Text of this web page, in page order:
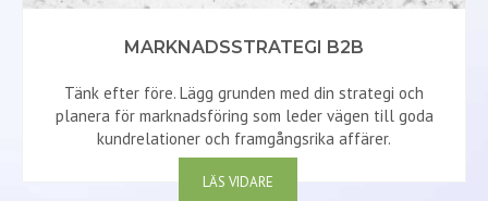
MARKNADSSTRATEGI B2B
Tänk efter före. Lägg grunden med din strategi och
planera för marknadsföring som leder vägen till goda
kundrelationer och framgångsrika affärer.
LÄS VIDARE